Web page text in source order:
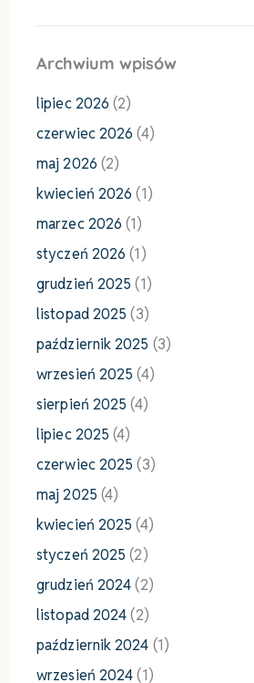
Archwium wpisów
lipiec 2026 (2)
czerwiec 2026 (4)
maj 2026 (2)
kwiecień 2026 (1)
marzec 2026 (1)
styczeń 2026 (1)
grudzień 2025 (1)
listopad 2025 (3)
październik 2025 (3)
wrzesień 2025 (4)
sierpień 2025 (4)
lipiec 2025 (4)
czerwiec 2025 (3)
maj 2025 (4)
kwiecień 2025 (4)
styczeń 2025 (2)
grudzień 2024(2)
listopad 2024(2)
październik 2024 (1)
wrzesień 2024(1)